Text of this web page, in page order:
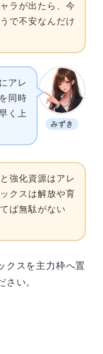
ラが出たら、今
で不安なんだけ
みずき
アレ
同時
く上
強化資源はアレ
クスは解放や育
ば無駄がない
クスを主力枠へ置
さい。